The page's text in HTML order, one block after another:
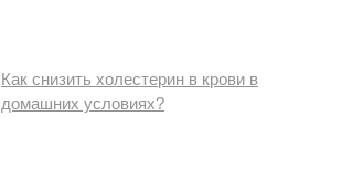
Как снизить холестерин в крови в
домашних условиях?